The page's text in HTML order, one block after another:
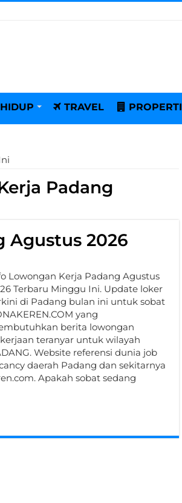
TRAVEL PROPERTI
Padang
Agustus 2026
Lowongan Kerja Padang Agustus
Terbaru Minggu Ini. Update loker
di Padang bulan ini untuk sobat
yang
berita lowongan
teranyar untuk wilayah
Website referensi dunia job
daerah Padang dan sekitarnya
Apakah sobat sedang